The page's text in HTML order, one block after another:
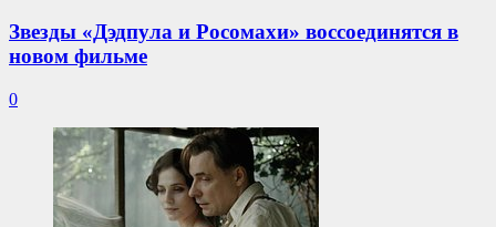
Звезды «Дэдпула и Росомахи» воссоединятся в
новом фильме
0